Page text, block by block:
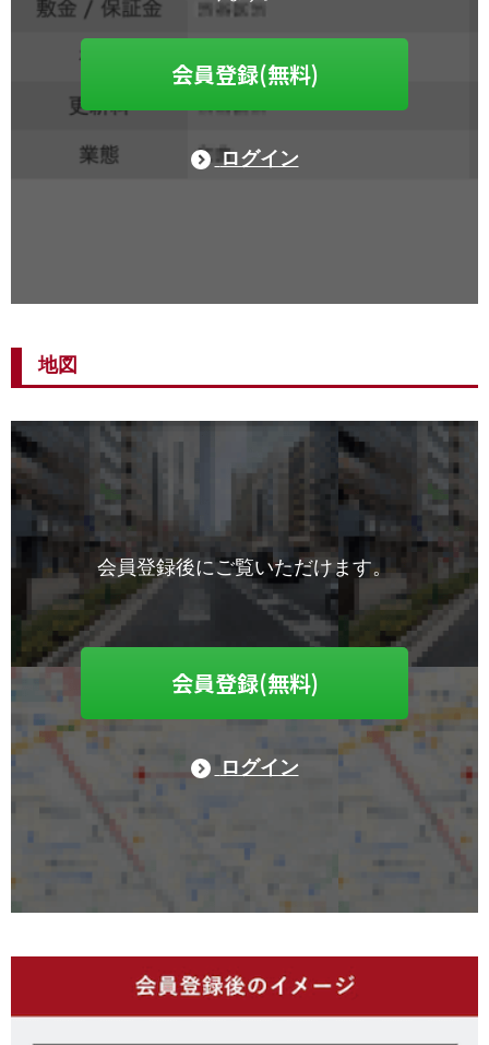
会員登録(無料)
ログイン
地図
会員登録後にご覧いただけます。
会員登録(無料)
ログイン